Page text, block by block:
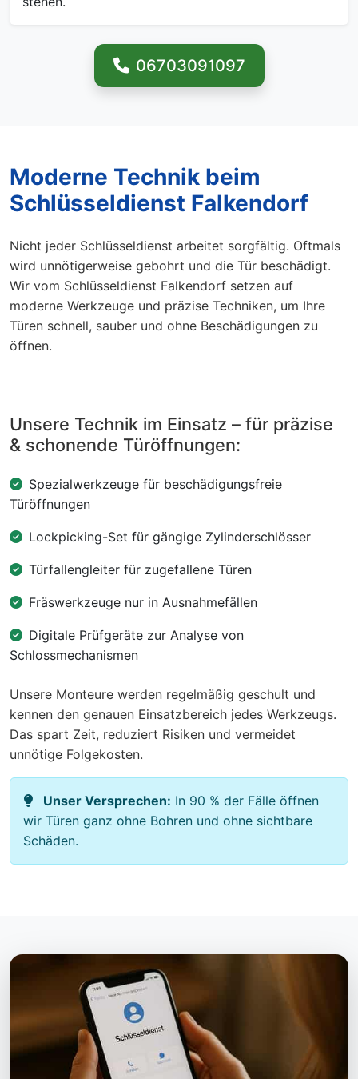
06703091097
Moderne Technik beim
Schlüsseldienst Falkendorf
Nicht jeder Schlüsseldienst arbeitet sorgfältig. Oftmals
wird unnötigerweise gebohrt und die Tür beschädigt.
Wir vom Schlüsseldienst Falkendorf setzen auf
moderne Werkzeuge und präzise Techniken, um Ihre
Türen schnell, sauber und ohne Beschädigungen zu
öffnen.
Unsere Technik im Einsatz – für präzise
& schonende Türöffnungen:
Spezialwerkzeuge für beschädigungsfreie
Türöffnungen
Lockpicking-Set für gängige Zylinderschlösser
Türfallengleiter für zugefallene Türen
Fräswerkzeuge nur in Ausnahmefällen
Digitale Prüfgeräte zur Analyse von
Schlossmechanismen
Unsere Monteure werden regelmäßig geschult und
kennen den genauen Einsatzbereich jedes Werkzeugs.
Das spart Zeit, reduziert Risiken und vermeidet
unnötige Folgekosten.
Unser Versprechen: In 90 % der Fälle öffnen
wir Türen ganz ohne Bohren und ohne sichtbare
Schäden.